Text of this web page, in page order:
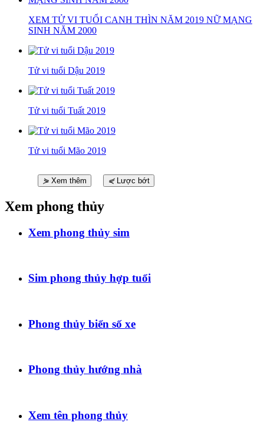
XEM TỬ VI TUỔI CANH THÌN NĂM 2019 NỮ MẠNG
SINH NĂM 2000
Tử vi tuổi Dậu 2019
Tử vi tuổi Tuất 2019
Tử vi tuổi Mão 2019
⋟ Xem thêm ⋞ Lược bớt
Xem phong thủy
Xem phong thủy sim
Sim phong thủy hợp tuổi
Phong thủy biển số xe
Phong thủy hướng nhà
Xem tên phong thủy